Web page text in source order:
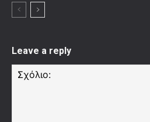
Leave a reply